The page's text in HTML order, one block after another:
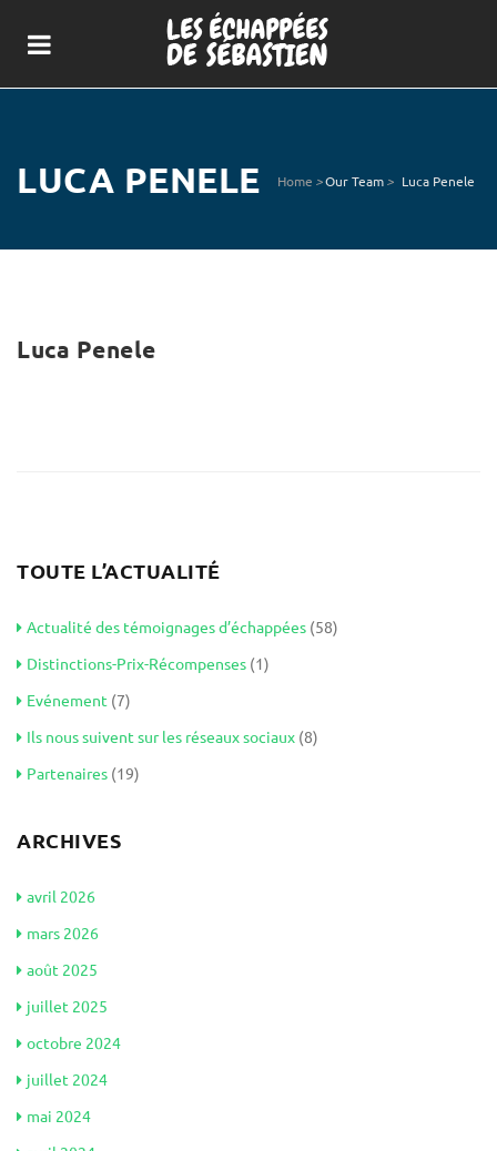
LUCA PENELE Home >Our Team> Luca Penele
Luca Penele
TOUTE L’ACTUALITÉ
Actualité des témoignages d’échappées (58)
Distinctions-Prix-Récompenses (1)
Evénement (7)
Ils nous suivent sur les réseaux sociaux (8)
Partenaires (19)
ARCHIVES
avril 2026
mars 2026
août 2025
juillet 2025
octobre 2024
juillet 2024
mai 2024